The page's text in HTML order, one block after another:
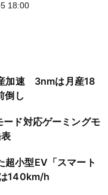
18:00
加速 3nmは月産18
倒し
ド対応ゲーミングモ
超小型EV「スマート
140km/h